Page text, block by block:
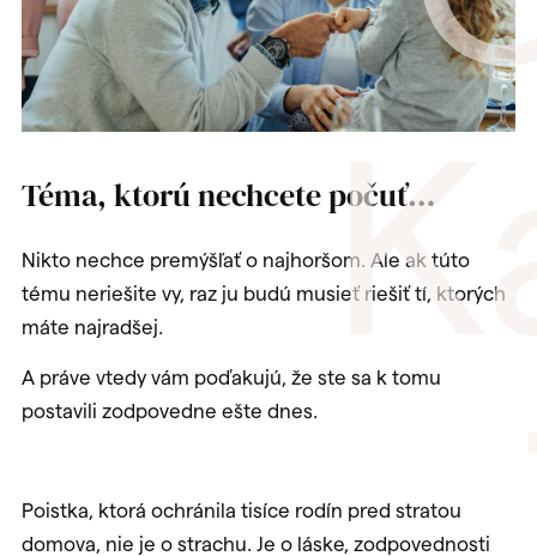
Téma, ktorú nechcete počuť…
Nikto nechce premýšľať o najhoršom. Ale ak túto
tému neriešite vy, raz ju budú musieť riešiť tí, ktorých
máte najradšej.
A práve vtedy vám poďakujú, že ste sa k tomu
postavili zodpovedne ešte dnes.
Poistka, ktorá ochránila tisíce rodín pred stratou
domova, nie je o strachu. Je o láske, zodpovednosti